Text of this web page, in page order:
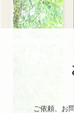
ご依頼、お